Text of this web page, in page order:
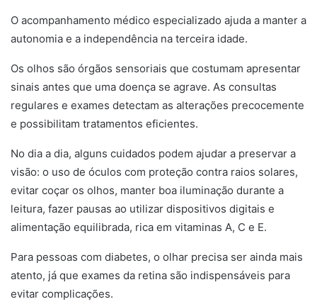
O acompanhamento médico especializado ajuda a manter a
autonomia e a independência na terceira idade.
Os olhos são órgãos sensoriais que costumam apresentar
sinais antes que uma doença se agrave. As consultas
regulares e exames detectam as alterações precocemente
e possibilitam tratamentos eficientes.
No dia a dia, alguns cuidados podem ajudar a preservar a
visão: o uso de óculos com proteção contra raios solares,
evitar coçar os olhos, manter boa iluminação durante a
leitura, fazer pausas ao utilizar dispositivos digitais e
alimentação equilibrada, rica em vitaminas A, C e E.
Para pessoas com diabetes, o olhar precisa ser ainda mais
atento, já que exames da retina são indispensáveis para
evitar complicações.